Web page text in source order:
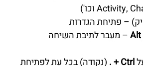
– פתיחת הגדרות
Alt– מעבר לתיבת השיחה
Ctrl + .
(נקודה) בכל עת לפתיחת